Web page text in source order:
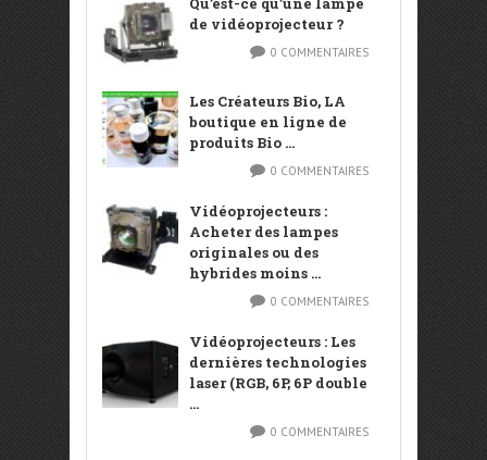
de vidéoprojecteur ?
0 COMMENTAIRES
Les Créateurs Bio, LA
boutique en ligne de
produits Bio ...
0 COMMENTAIRES
Vidéoprojecteurs :
Acheter des lampes
originales ou des
hybrides moins ...
0 COMMENTAIRES
Vidéoprojecteurs : Les
dernières technologies
laser (RGB, 6P, 6P double
...
0 COMMENTAIRES